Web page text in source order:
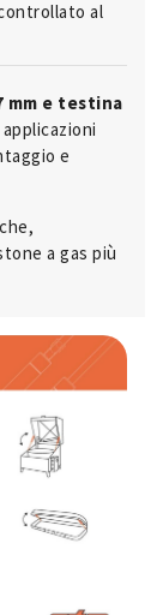
al
mm e testina
e
a gas più